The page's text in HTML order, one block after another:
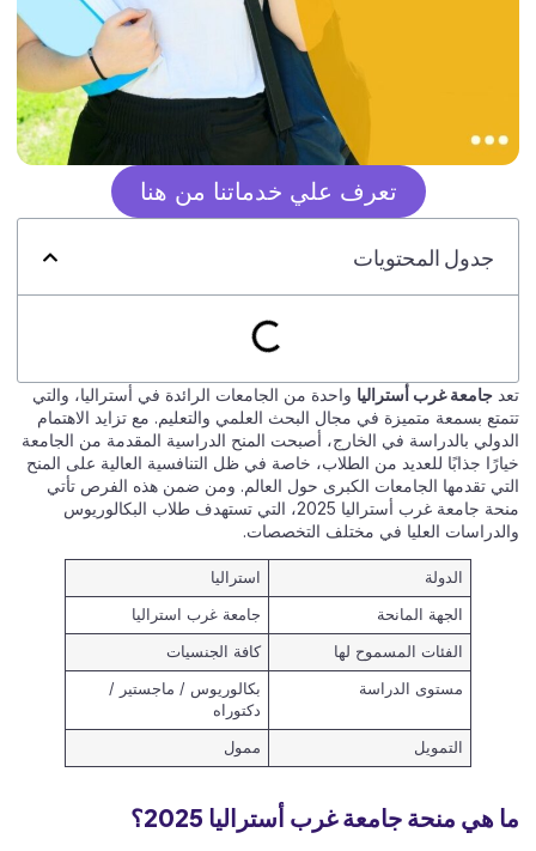
تعرف علي خدماتنا من هنا
جدول المحتويات
تعد جامعة غرب أستراليا واحدة من الجامعات الرائدة في أستراليا، والتي
تتمتع بسمعة متميزة في مجال البحث العلمي والتعليم. مع تزايد الاهتمام
الدولي بالدراسة في الخارج، أصبحت المنح الدراسية المقدمة من الجامعة
خيارًا جذابًا للعديد من الطلاب، خاصة في ظل التنافسية العالية على المنح
التي تقدمها الجامعات الكبرى حول العالم. ومن ضمن هذه الفرص تأتي
منحة جامعة غرب أستراليا 2025، التي تستهدف طلاب البكالوريوس
والدراسات العليا في مختلف التخصصات.
الدولة استراليا
الجهة المانحة جامعة غرب استراليا
الفئات المسموح لها كافة الجنسيات
مستوى الدراسة
بكالوريوس / ماجستير /
دكتوراه
التمويل ممول
ما هي منحة جامعة غرب أستراليا 2025؟